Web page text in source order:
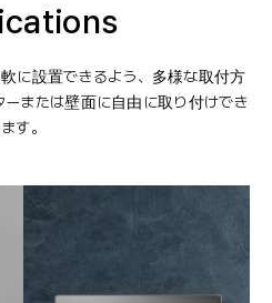
に設置できるよう、多様な取付方
ーまたは壁面に自由に取り付けでき
ます。